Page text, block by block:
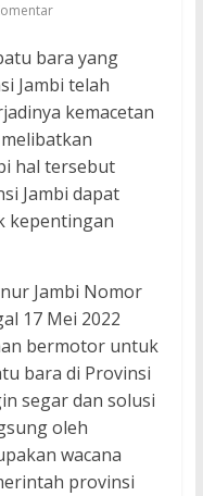
bara yang
Jambi telah
kemacetan
hal tersebut
Jambi dapat
kepentingan
Jambi Nomor
17 Mei 2022
bermotor untuk
bara di Provinsi
segar dan solusi
oleh
wacana
provinsi